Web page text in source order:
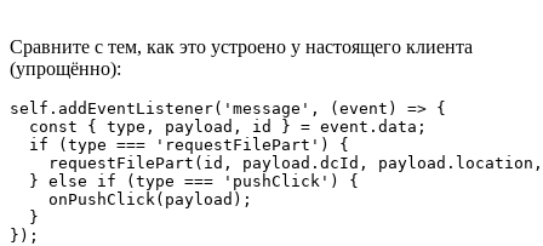
Сравните с тем, как это устроено у настоящего клиента
(упрощённо):
self.addEventListener('message', (event) => {
  const { type, payload, id } = event.data;
  if (type === 'requestFilePart') {
requestFilePart(id, payload.dcId,
  } else if (type === 'pushClick') {
    onPushClick(payload);
  }
});